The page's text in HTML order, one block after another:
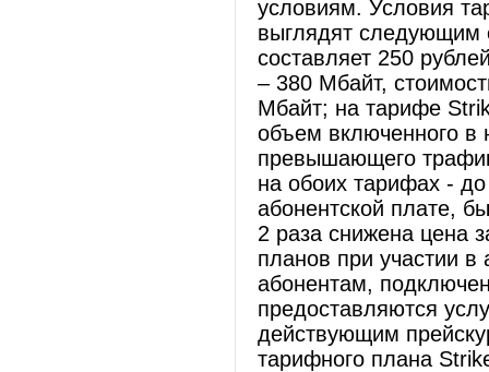
условиям. Условия
выглядят следующим
составляет 250
– 380 Мбайт,
Мбайт; на тарифе
объем включенного в
превышающего
на обоих тарифах -
абонентской плате,
2 раза снижена цена
планов при участии
абонентам,
предоставляются
действующим
тарифного плана